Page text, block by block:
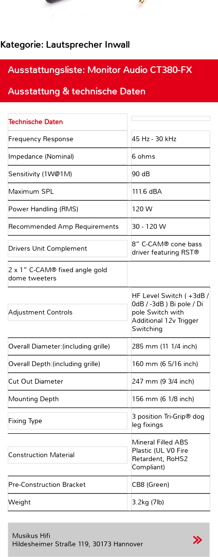
Kategorie: Lautsprecher Inwall
Ausstattungsliste: Monitor Audio CT380-FX
Ausstattung & technische Daten
Technische Daten
Frequency Response 45 Hz - 30 kHz
Impedance (Nominal) 6 ohms
Sensitivity (1W@1M) 90 dB
Maximum SPL 111.6 dBA
Power Handling (RMS) 120 W
Recommended Amp Requirements 30 - 120 W
Drivers Unit Complement
8” C-CAM® cone bass
driver featuring RST®
2 x 1” C-CAM® fixed angle gold
dome tweeters
Adjustment Controls
HF Level Switch ( +3dB /
0dB / -3dB ) Bi pole / Di
pole Switch with
Additional 12v Trigger
Switching
Overall Diameter:(including grille) 285 mm (11 1/4 inch)
Overall Depth:(including grille) 160 mm (6 5/16 inch)
Cut Out Diameter 247 mm (9 3/4 inch)
Mounting Depth 156 mm (6 1/8 inch)
Fixing Type
3 position Tri-Grip® dog
leg fixings
Construction Material
Mineral Filled ABS
Plastic (UL V0 Fire
Retardent, RoHS2
Compliant)
Pre-Construction Bracket CB8 (Green)
Weight 3.2kg (7lb)
Musikus Hifi
Hildesheimer Straße 119, 30173 Hannover